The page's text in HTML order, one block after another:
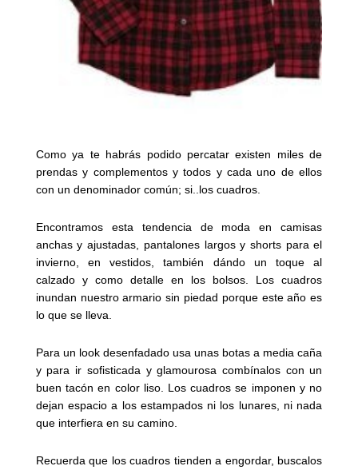
Como ya te habrás podido percatar existen miles de
prendas y complementos y todos y cada uno de ellos
con un denominador común; si..los cuadros.
Encontramos esta tendencia de moda en camisas
anchas y ajustadas, pantalones largos y shorts para el
invierno, en vestidos, también dándo un toque al
calzado y como detalle en los bolsos. Los cuadros
inundan nuestro armario sin piedad porque este año es
lo que se lleva.
Para un look desenfadado usa unas botas a media caña
y para ir sofisticada y glamourosa combínalos con un
buen tacón en color liso. Los cuadros se imponen y no
dejan espacio a los estampados ni los lunares, ni nada
que interfiera en su camino.
Recuerda que los cuadros tienden a engordar, buscalos